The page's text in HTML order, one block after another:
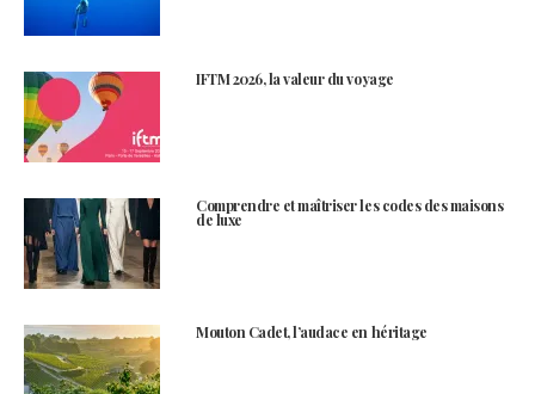
IFTM 2026, la valeur du voyage
Comprendre et maîtriser les codes des maisons
de luxe
Mouton Cadet, l’audace en héritage